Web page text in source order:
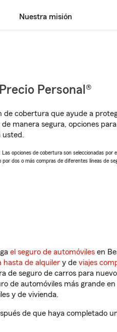
Nuestra misión
Personal®
cobertura que ayude a
manera segura, opciones
usted.
opciones de cobertura son seleccionadas por
dos o más compras de diferentes líneas de
el seguro de automóviles en
hasta de alquiler y de viajes
seguro de carros para
de automóviles más grande en
y de vivienda.
de que haya completado